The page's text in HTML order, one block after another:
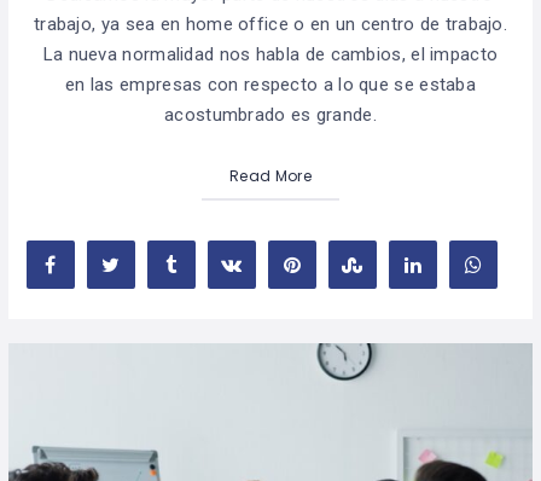
trabajo, ya sea en home office o en un centro de trabajo.
La nueva normalidad nos habla de cambios, el impacto
en las empresas con respecto a lo que se estaba
acostumbrado es grande.
Read More